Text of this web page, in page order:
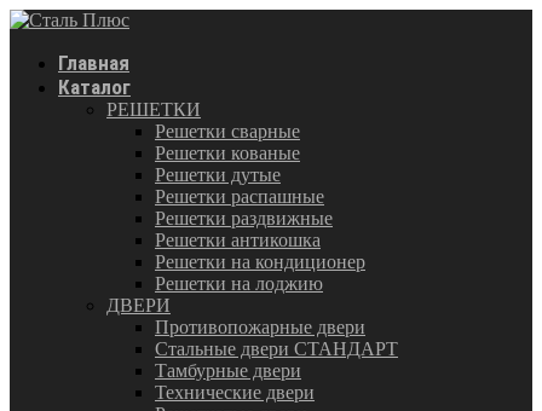
Главная
Каталог
РЕШЕТКИ
Решетки сварные
Решетки кованые
Решетки дутые
Решетки распашные
Решетки раздвижные
Решетки антикошка
Решетки на кондиционер
Решетки на лоджию
ДВЕРИ
Противопожарные двери
Стальные двери СТАНДАРТ
Тамбурные двери
Технические двери